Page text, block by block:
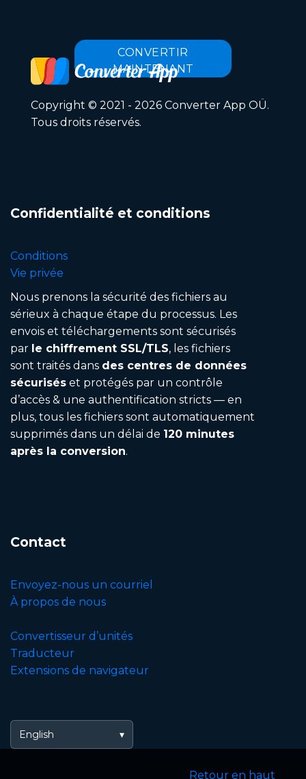
CONVERTIR
MAINTENANT
Copyright © 2021 - 2026 Converter App OÜ.
Tous droits réservés.
Confidentialité et conditions
Conditions
Vie privée
Nous prenons la sécurité des fichiers au
sérieux à chaque étape du processus. Les
envois et téléchargements sont sécurisés
par le chiffrement SSL/TLS, les fichiers
sont traités dans des centres de données
sécurisés et protégés par un contrôle
d’accès & une authentification stricts — en
plus, tous les fichiers sont automatiquement
supprimés dans un délai de 120 minutes
après la conversion.
Contact
Envoyez-nous un courriel
À propos de nous
Convertisseur d’unités
Traducteur
Extensions de navigateur
English
Retour en haut